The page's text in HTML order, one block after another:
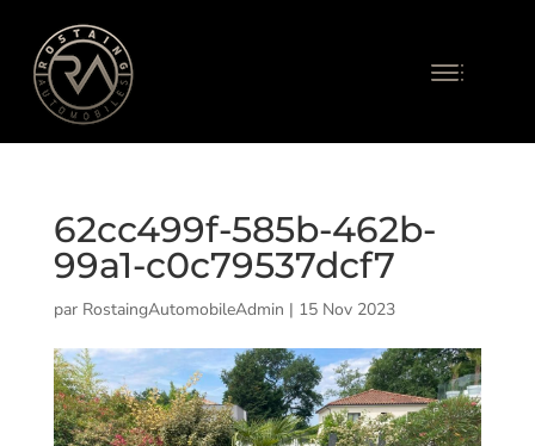
62cc499f-585b-462b-
99a1-c0c79537dcf7
par RostaingAutomobileAdmin | 15 Nov 2023